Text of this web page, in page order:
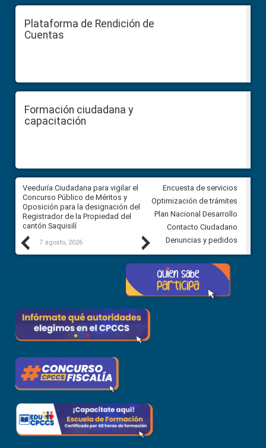
Plataforma de Rendición de
Cuentas
Formación ciudadana y
capacitación
Previous
Veeduría Ciudadana para vigilar el
Concurso Público de Méritos y
Oposición para la designación del
Registrador de la Propiedad del
cantón Saquisilí
7 agosto, 2026
Veeduría Ciudadana para
construcción del asfaltado de
Ballenita del cantón Santa
7 agosto, 2026
Next
Encuesta de servicios
Optimización de trámites
Plan Nacional Desarrollo
Contacto Ciudadano
Denuncias y pedidos